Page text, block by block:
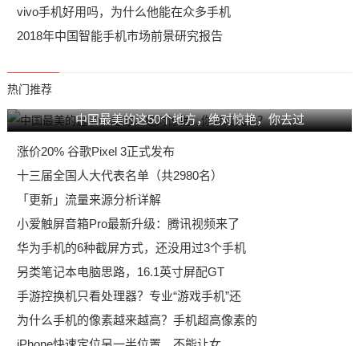
vivo手机好用吗，为什么他能在众多手机
2018年中国智能手机市场前景研究报告
热门推荐
中国最美的这50个地方，绝对惊艳，你去过
涨价20% 谷歌Pixel 3正式发布
十三届全国人大代表名单（共2980名）
「更新」流量来源分析详解
小爱触屏音箱Pro最新升级：腾讯视频来了
华为手机的6种截屏方式，还没用过3个手机
另类笔记本电脑思路，16.1英寸屏配GT
手游控换机只看处理器？专业“游戏手机”还
为什么手机的像素越来越高？手机超高像素的